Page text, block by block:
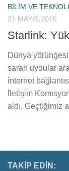
BILIM VE
21 MAYIS 2019
Starlink:
Dünya
saran uydular
internet
İletişim
aldı. Geçtiğimiz
TAKIP EDIN: